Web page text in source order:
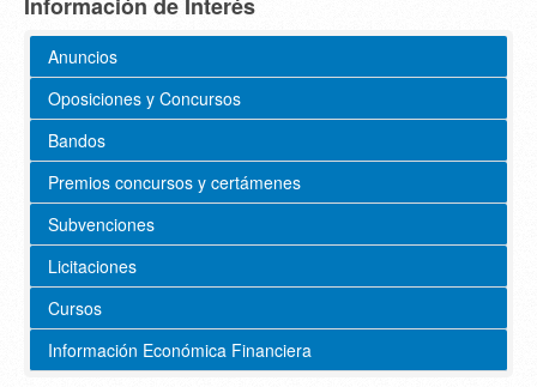
Anuncios
Oposiciones y Concursos
Bandos
Premios concursos y certámenes
Subvenciones
Licitaciones
Cursos
Información Económica Financiera